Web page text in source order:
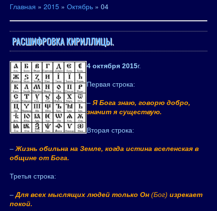
Главная » 2015 » Октябрь » 04
РАСШИФРОВКА КИРИЛЛИЦЫ.
4 октября 2015г.
Первая строка:
– Я Бога знаю, говорю добро,
значит я существую.
Вторая строка:
– Жизнь обильна на Земле, когда истина вселенская в
общине от Бога.
Третья строка:
–Для всех мыслящих людей только Он (Бог) изрекает
покой.